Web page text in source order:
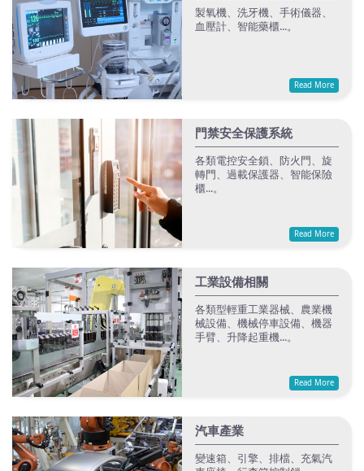
製氧機、洗牙機、手術儀器、
血壓計、智能藥櫃...。
Read More
門禁安全保護系統
各類電控安全鎖、防火門、旋
轉門、過載保護器、智能保險
櫃...。
Read More
工業設備相關
各類型輕重工業器械、農業機
械設備、機械停車設備、機器
手臂、升降起重機...。
Read More
汽車產業
變速箱、引擎、排檔、充氣汽